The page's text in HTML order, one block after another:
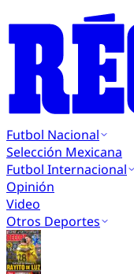
Futbol Nacional
Selección Mexicana
Futbol Internacional
Opinión
Video
Otros Deportes